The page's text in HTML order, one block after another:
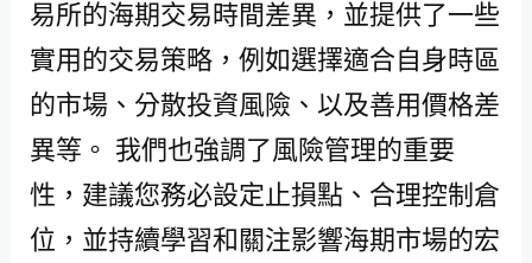
易所的海期交易時間差異，並提供了一些
實用的交易策略，例如選擇適合自身時區
的市場、分散投資風險、以及善用價格差
異等。 我們也強調了風險管理的重要
性，建議您務必設定止損點、合理控制倉
位，並持續學習和關注影響海期市場的宏